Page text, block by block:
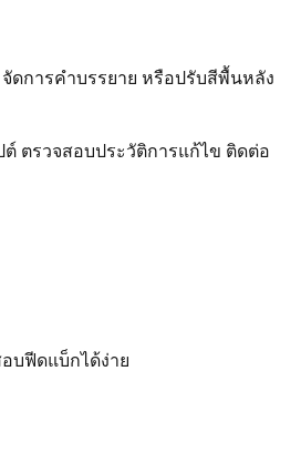
ดการคำบรรยาย หรือปรับสีพื้นหลัง
ตรวจสอบประวัติการแก้ไข ติดต่อ
บฟีดแบ็กได้ง่าย